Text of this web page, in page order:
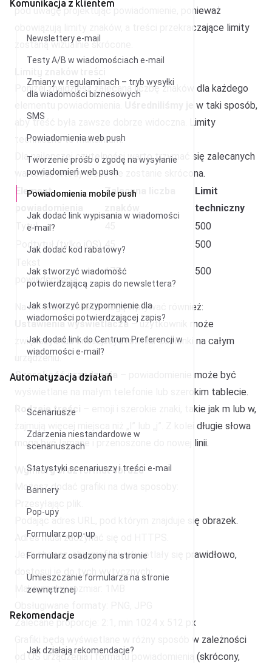
Komunikacja z klientem
Newslettery e-mail
Testy A/B w wiadomościach e-mail
Zmiany w regulaminach – tryb wysyłki
dla wiadomości biznesowych
SMS
Powiadomienia web push
Tworzenie próśb o zgodę na wysyłanie
powiadomień web push
Powiadomienia mobile push
Jak dodać link wypisania w wiadomości
e-mail?
Jak dodać kod rabatowy?
Jak stworzyć wiadomość
potwierdzającą zapis do newslettera?
Jak stworzyć przypomnienie dla
wiadomości potwierdzającej zapis?
Jak dodać link do Centrum Preferencji w
wiadomości e-mail?
Automatyzacja działań
Scenariusze
Zdarzenia niestandardowe w
scenariuszach
Statystyki scenariuszy i treści e-mail
Bannery
Pop-upy
Formularz pop-up
Formularz osadzony na stronie
Umieszczanie formularza na stronie
zewnętrznej
Rekomendacje
Jak działają rekomendacje?
pod uwagę projektując powiadomienie, ponieważ
obowiązują limity znaków, a treści przekraczające limity
zostaną wizualnie skrócone.
Poniżej znajdziesz zalecaną liczbę znaków dla każdego
w taki sposób,
aby treść była zawsze dobrze widoczna. Limity
techniczne to maksimum.
Dla najlepszej czytelności warto trzymać się zalecanych
wartości, wtedy treść nie zostanie skrócona.
Element
Zalecana liczba
Limit
techniczny
Tytuł
500
Podtytuł (tylko iOS)
500
powiadomienia
175 500
Na skracanie tekstu mogą wpływać również:
Ustawienia wyświetlacza– użytkownik może
zwiększyć lub zmniejszyć rozmiar czcionki na całym
urządzeniu.
Szerokość urządzenia
– powiadomienie może być
wyświetlane na małym telefonie lub szerokim tablecie.
Rodzaje treści
– emoji i szerokie znaki, takie jak m lub w,
zajmują więcej miejsca niż „l” lub „j”. Z kolei długie słowa
mogą być łamane i przenoszone do nowej linii.
Wymiary oraz format obrazu
Możesz dodać grafiki na dwa sposoby:
Podając adres URL, pod którym znajduje się obrazek.
Adres musi zaczynać się od HTTPS.
Jeśli chcesz, aby grafiki wyświetlały się prawidłowo,
dostosuj je do tych wytycznych:
Maksymalny rozmiar: 1MB
Zalecane proporcje: 2:1, min 1024 x 512 px
Grafiki będą wyświetlane w różny sposób w zależności
od OS urządzenia i formatu powiadomienia (skrócony,